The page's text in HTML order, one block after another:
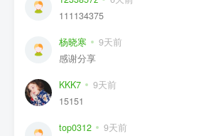
111134375
杨晓寒 9天前
感谢分享
KKK7 9天前
15151
top0312 9天前